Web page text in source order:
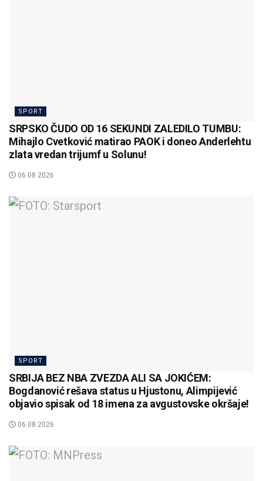
SPORT
SRPSKO ČUDO OD 16 SEKUNDI ZALEDILO TUMBU:
Mihajlo Cvetković matirao PAOK i doneo Anderlehtu
zlata vredan trijumf u Solunu!
06.08.2026
SPORT
SRBIJA BEZ NBA ZVEZDA ALI SA JOKIĆEM:
Bogdanović rešava status u Hjustonu, Alimpijević
objavio spisak od 18 imena za avgustovske okršaje!
06.08.2026